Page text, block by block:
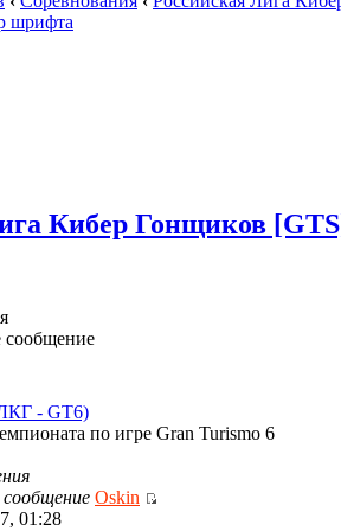
шрифта
Кибер Гонщиков
сообщение
- GT6)
по игре Gran Turismo 6
сообщение Oskin
01:28